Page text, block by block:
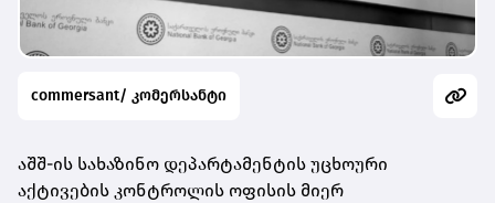
commersant/ კომერსანტი
აშშ-ის სახაზინო დეპარტამენტის უცხოური
აქტივების კონტროლის ოფისის მიერ